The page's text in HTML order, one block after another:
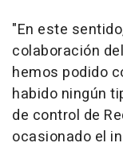
"En este
colaboración
hemos podido
habido ningún
de control de
ocasionado el